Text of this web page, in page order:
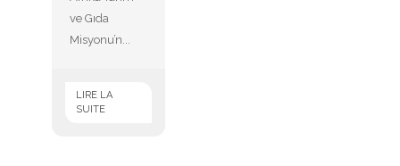
ve Gıda
Misyonu’n...
LIRE LA
SUITE